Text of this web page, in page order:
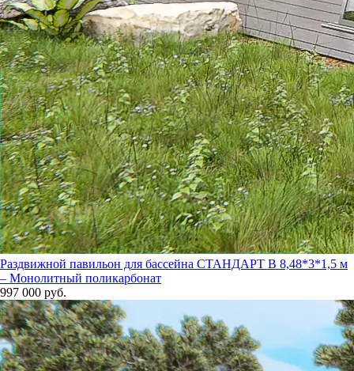
Раздвижной павильон для бассейна СТАНДАРТ В 8,48*3*1,5 м
– Монолитный поликарбонат
997 000 руб.